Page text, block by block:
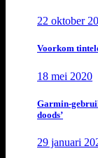
22 oktober
Voorkom
18 mei 2020
Garmin-
doods’
29 januari